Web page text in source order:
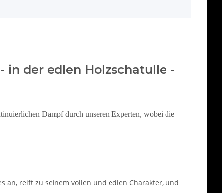
in der edlen Holzschatulle -
Dampf durch unseren Experten, wobei die
an, reift zu seinem vollen und edlen Charakter, und